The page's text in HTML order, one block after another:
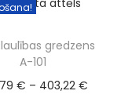
gredzens
A-101
€ – 403,22€